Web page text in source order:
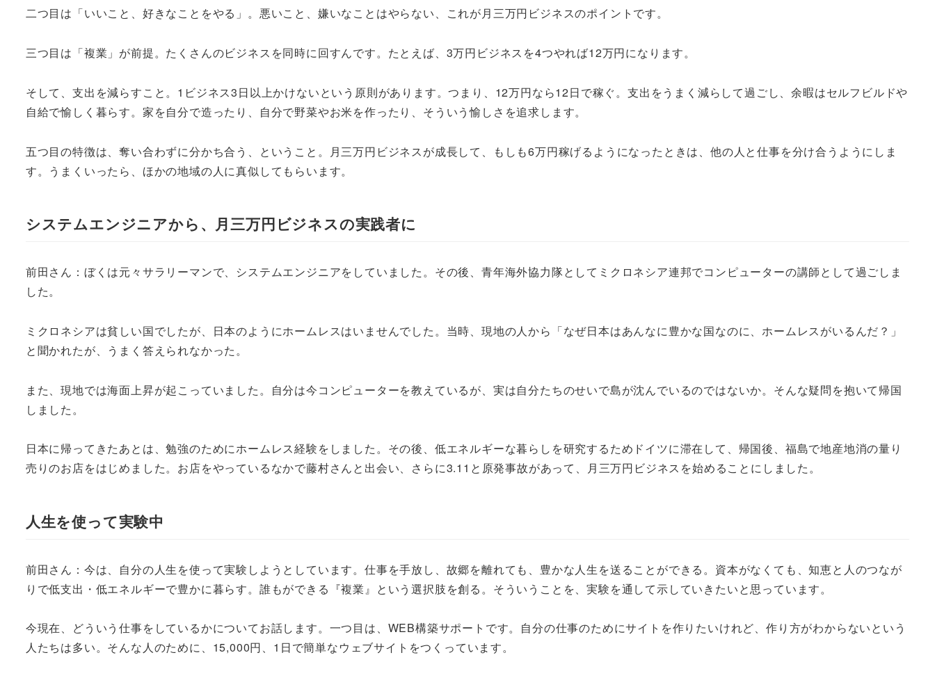
二つ目は「いいこと、好きなことをやる」。悪いこと、嫌いなことはやらない、これが月三万円ビジネスのポイントです。
三つ目は「複業」が前提。たくさんのビジネスを同時に回すんです。たとえば、3万円ビジネスを4つやれば12万円になります。
そして、支出を減らすこと。1ビジネス3日以上かけないという原則があります。つまり、12万円なら12日で稼ぐ。支出をうまく減らして過ごし、余暇はセルフビルドや
自給で愉しく暮らす。家を自分で造ったり、自分で野菜やお米を作ったり、そういう愉しさを追求します。
五つ目の特徴は、奪い合わずに分かち合う、ということ。月三万円ビジネスが成長して、もしも6万円稼げるようになったときは、他の人と仕事を分け合うようにしま
す。うまくいったら、ほかの地域の人に真似してもらいます。
システムエンジニアから、月三万円ビジネスの実践者に
前田さん：ぼくは元々サラリーマンで、システムエンジニアをしていました。その後、青年海外協力隊としてミクロネシア連邦でコンピューターの講師として過ごしま
した。
ミクロネシアは貧しい国でしたが、日本のようにホームレスはいませんでした。当時、現地の人から「なぜ日本はあんなに豊かな国なのに、ホームレスがいるんだ？」
と聞かれたが、うまく答えられなかった。
また、現地では海面上昇が起こっていました。自分は今コンピューターを教えているが、実は自分たちのせいで島が沈んでいるのではないか。そんな疑問を抱いて帰国
しました。
日本に帰ってきたあとは、勉強のためにホームレス経験をしました。その後、低エネルギーな暮らしを研究するためドイツに滞在して、帰国後、福島で地産地消の量り
売りのお店をはじめました。お店をやっているなかで藤村さんと出会い、さらに3.11と原発事故があって、月三万円ビジネスを始めることにしました。
人生を使って実験中
前田さん：今は、自分の人生を使って実験しようとしています。仕事を手放し、故郷を離れても、豊かな人生を送ることができる。資本がなくても、知恵と人のつなが
りで低支出・低エネルギーで豊かに暮らす。誰もができる『複業』という選択肢を創る。そういうことを、実験を通して示していきたいと思っています。
今現在、どういう仕事をしているかについてお話します。一つ目は、WEB構築サポートです。自分の仕事のためにサイトを作りたいけれど、作り方がわからないという
人たちは多い。そんな人のために、15,000円、1日で簡単なウェブサイトをつくっています。